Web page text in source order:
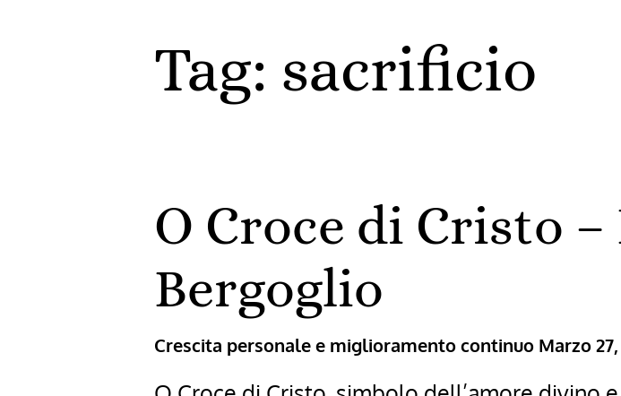
Tag: sacrificio
O Croce di Cristo –
Bergoglio
Crescita personale e miglioramento continuo Marzo